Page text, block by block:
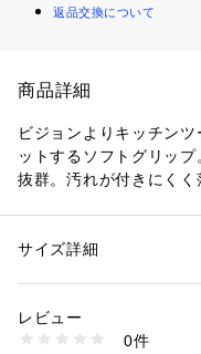
返品交換について
商品詳細
ビジョンよりキッチン
ットするソフトグリッ
抜群。汚れが付きにくく
性別：レディース
素材：表面加工/ふっ素樹脂
脂（表面：熱可塑性エラス
サイズ詳細
レビュー
0件